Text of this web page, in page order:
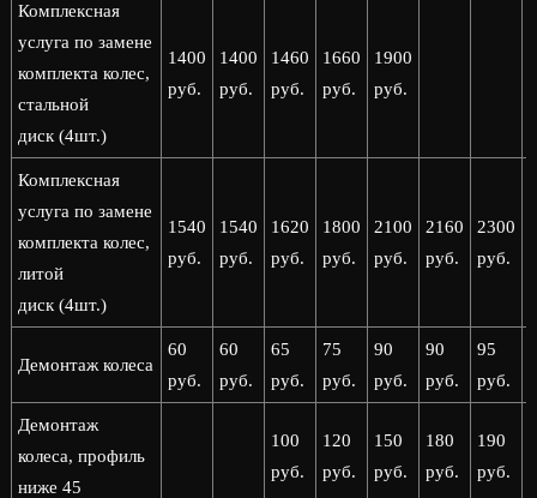
Комплексная
услуга по замене
комплекта колес,
стальной
диск (4шт.)
1400
руб.
1400
руб.
1460
руб.
1660
руб.
1900
руб.
Комплексная
услуга по замене
комплекта колес,
литой
диск (4шт.)
1540
руб.
1540
руб.
1620
руб.
1800
руб.
2100
руб.
2160
руб.
2300
руб.
Демонтаж колеса
60
руб.
60
руб.
65
руб.
75
руб.
90
руб.
90
руб.
95
руб.
Демонтаж
колеса, профиль
ниже 45
100
руб.
120
руб.
150
руб.
180
руб.
190
руб.